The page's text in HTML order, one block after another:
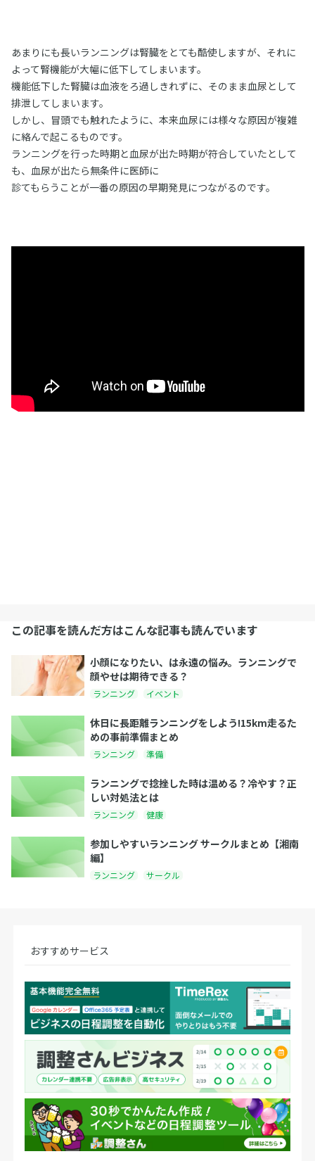
あまりにも長いランニングは腎臓をとても酷使しますが、それに
よって腎機能が大幅に低下してしまいます。
機能低下した腎臓は血液をろ過しきれずに、そのまま血尿として
排泄してしまいます。
しかし、冒頭でも触れたように、本来血尿には様々な原因が複雑
に絡んで起こるものです。
ランニングを行った時期と血尿が出た時期が符合していたとして
も、血尿が出たら無条件に医師に
診てもらうことが一番の原因の早期発見につながるのです。
この記事を読んだ方はこんな記事も読んでいます
小顔になりたい、は永遠の悩み。ランニングで
顔やせは期待できる？
ランニング イベント
休日に長距離ランニングをしよう!15km走るた
めの事前準備まとめ
ランニング 準備
ランニングで捻挫した時は温める？冷やす？正
しい対処法とは
ランニング 健康
参加しやすいランニング サークルまとめ【湘南
編】
ランニング サークル
おすすめサービス